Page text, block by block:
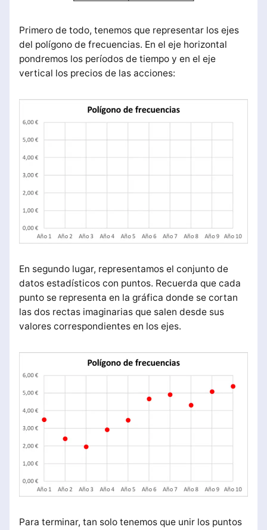
Primero de todo, tenemos que representar los ejes
del polígono de frecuencias. En el eje horizontal
pondremos los períodos de tiempo y en el eje
vertical los precios de las acciones:
En segundo lugar, representamos el conjunto de
datos estadísticos con puntos. Recuerda que cada
punto se representa en la gráfica donde se cortan
las dos rectas imaginarias que salen desde sus
valores correspondientes en los ejes.
Para terminar, tan solo tenemos que unir los puntos